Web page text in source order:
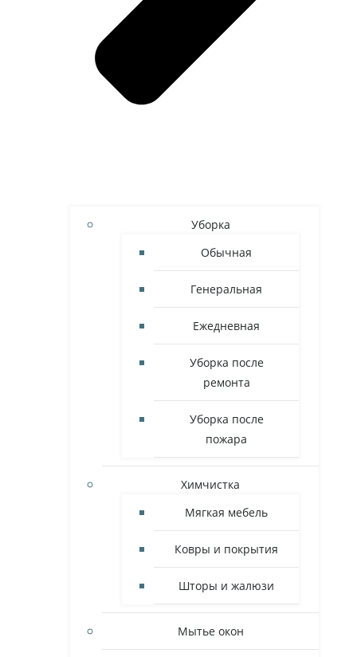
Уборка
Обычная
Генеральная
Ежедневная
Уборка после
ремонта
Уборка после
пожара
Химчистка
Мягкая мебель
Ковры и покрытия
Шторы и жалюзи
Мытье окон